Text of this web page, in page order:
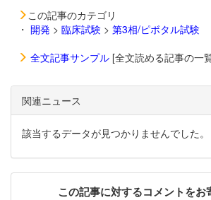
この記事のカテゴリ
・ 開発 > 臨床試験 > 第3相/ピボタル試験
全文記事サンプル [全文読める記事の一
関連ニュース
該当するデータが見つかりませんでした。
この記事に対するコメントをお